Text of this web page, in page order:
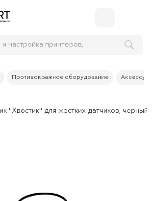
и настройка принтеров,
Противокражное оборудование
"Хвостик" для жестких датчиков, черный